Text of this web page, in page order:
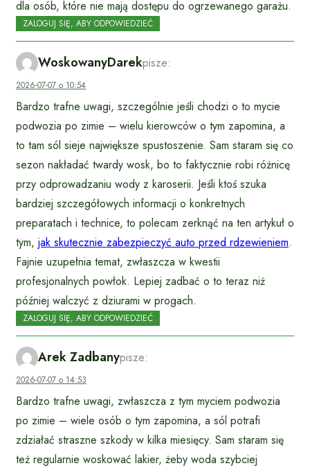
dla osób, które nie mają dostępu do ogrzewanego garażu.
ZALOGUJ SIĘ, ABY ODPOWIEDZIEĆ
WoskowanyDarekpisze:
2026-07-07 o 10:54
Bardzo trafne uwagi, szczególnie jeśli chodzi o to mycie
podwozia po zimie – wielu kierowców o tym zapomina, a
to tam sól sieje największe spustoszenie. Sam staram się co
sezon nakładać twardy wosk, bo to faktycznie robi różnicę
przy odprowadzaniu wody z karoserii. Jeśli ktoś szuka
bardziej szczegółowych informacji o konkretnych
preparatach i technice, to polecam zerknąć na ten artykuł o
tym, jak skutecznie zabezpieczyć auto przed rdzewieniem.
Fajnie uzupełnia temat, zwłaszcza w kwestii
profesjonalnych powłok. Lepiej zadbać o to teraz niż
później walczyć z dziurami w progach.
ZALOGUJ SIĘ, ABY ODPOWIEDZIEĆ
Arek Zadbanypisze:
2026-07-07 o 14:53
Bardzo trafne uwagi, zwłaszcza z tym myciem podwozia
po zimie – wiele osób o tym zapomina, a sól potrafi
zdziałać straszne szkody w kilka miesięcy. Sam staram się
też regularnie woskować lakier, żeby woda szybciej